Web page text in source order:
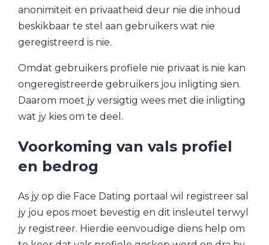
anonimiteit en privaatheid deur nie die inhoud
beskikbaar te stel aan gebruikers wat nie
geregistreerd is nie.
Omdat gebruikers profiele nie privaat is nie kan
ongeregistreerde gebruikers jou inligting sien.
Daarom moet jy versigtig wees met die inligting
wat jy kies om te deel.
Voorkoming van vals profiel
en bedrog
As jy op die Face Dating portaal wil registreer sal
jy jou epos moet bevestig en dit insleutel terwyl
jy registreer. Hierdie eenvoudige diens help om